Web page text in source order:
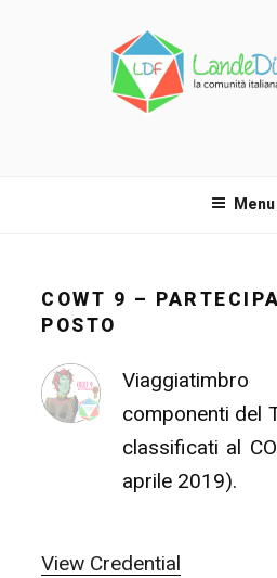
Menu
COWT 9 –
POSTO
componenti del
classificati al
aprile 2019).
View Credential